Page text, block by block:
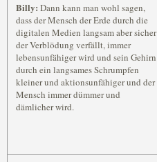
Billy: Dann kann man wohl sagen,
dass der Mensch der Erde durch die
digitalen Medien langsam aber sicher
der Verblödung verfällt, immer
lebensunfähiger wird und sein Gehirn
durch ein langsames Schrumpfen
kleiner und aktionsunfähiger und der
Mensch immer dümmer und
dämlicher wird.